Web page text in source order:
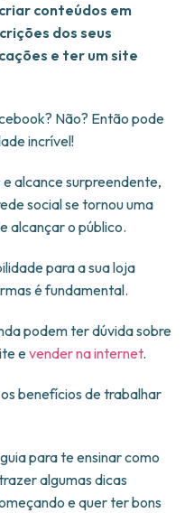
conteúdos em
dos seus
e ter um site
Não? Então pode
incrível!
alcance surpreendente,
social se tornou uma
alcançar o público.
para a sua loja
é fundamental.
podem ter dúvida sobre
evender na internet.
benefícios de trabalhar
para te ensinar como
algumas dicas
e quer ter bons